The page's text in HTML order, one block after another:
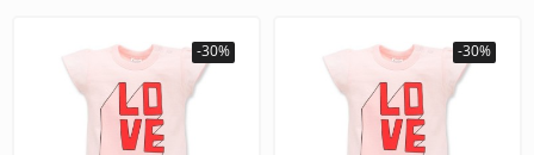
-30% -30%